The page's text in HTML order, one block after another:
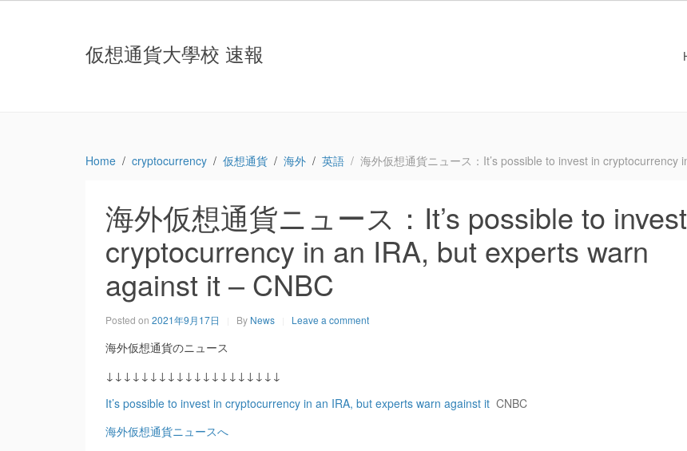
仮想通貨大學校 速報
Home cryptocurrency 仮想通貨 海外 英語 海外仮想通貨ニュース：It’s possible to invest in
海外仮想通貨ニュース：It’s possible to
cryptocurrency in an IRA, but experts warn
against it – CNBC
Posted on 2021年9月17日 By News Leave a comment
海外仮想通貨のニュース
↓↓↓↓↓↓↓↓↓↓↓↓↓↓↓↓↓↓↓↓
It’s possible to invest in cryptocurrency in an IRA, but experts warn against it CNBC
海外仮想通貨ニュースへ